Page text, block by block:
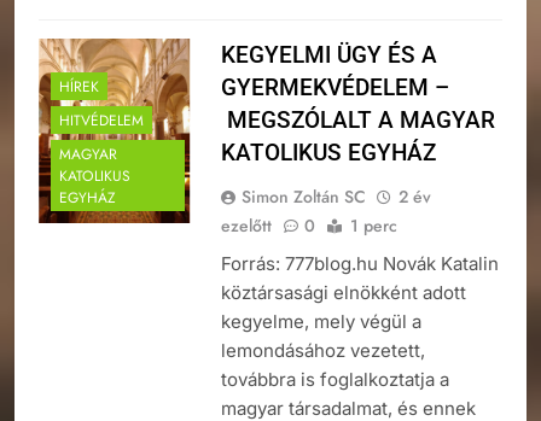
HÍREK
HITVÉDELEM
MAGYAR
KATOLIKUS
EGYHÁZ
KEGYELMI ÜGY ÉS A
GYERMEKVÉDELEM –
MEGSZÓLALT A MAGYAR
KATOLIKUS EGYHÁZ
Simon Zoltán SC
2 év
ezelőtt
0 1 perc
Forrás: 777blog.hu Novák Katalin
köztársasági elnökként adott
kegyelme, mely végül a
lemondásához vezetett,
továbbra is foglalkoztatja a
magyar társadalmat, és ennek